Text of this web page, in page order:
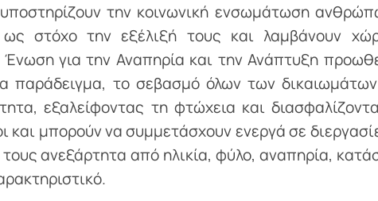
την κοινωνική ενσωμάτωση
στόχο την εξέλιξή τους και λαμβάνουν
για την Αναπηρία και την Ανάπτυξη
παράδειγμα, το σεβασμό όλων των
εξαλείφοντας τη φτώχεια και
και μπορούν να συμμετάσχουν ενεργά σε
ανεξάρτητα από ηλικία, φύλο, αναπηρία,